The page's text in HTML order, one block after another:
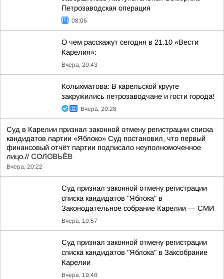
Петрозаводская операция
08:06
О чем расскажут сегодня в 21.10 «Вести
Карелия»:
Вчера, 20:43
Колыхматова: В карельской крууге
закружились петрозаводчане и гости города!
Вчера, 20:28
Суд в Карелии признал законной отмену регистрации списка
кандидатов партии «Яблоко» Суд постановил, что первый
финансовый отчёт партии подписало неуполномоченное
лицо.// СОЛОВЬЁВ
Вчера, 20:22
Суд признал законной отмену регистрации
списка кандидатов "Яблока" в
Законодательное собрание Карелии — СМИ
Вчера, 19:57
Суд признал законной отмену регистрации
списка кандидатов "Яблока" в Заксобрание
Карелии
Вчера, 19:48